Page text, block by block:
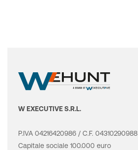
W EXECUTIVE S.R.L.
P.IVA 04216420986 / C.F. 04310290988
Capitale sociale 100.000 euro